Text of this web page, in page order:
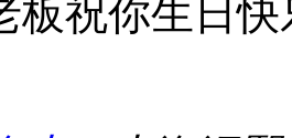
板祝你生日快